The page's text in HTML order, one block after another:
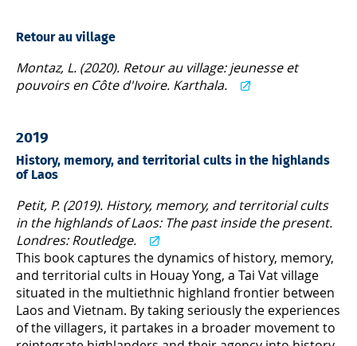
Retour au village
Montaz, L. (2020). Retour au village: jeunesse et
pouvoirs en Côte d'Ivoire. Karthala.
2019
History, memory, and territorial cults in the highlands
of Laos
Petit, P. (2019). History, memory, and territorial cults
in the highlands of Laos: The past inside the present.
Londres: Routledge.
This book captures the dynamics of history, memory,
and territorial cults in Houay Yong, a Tai Vat village
situated in the multiethnic highland frontier between
Laos and Vietnam. By taking seriously the experiences
of the villagers, it partakes in a broader movement to